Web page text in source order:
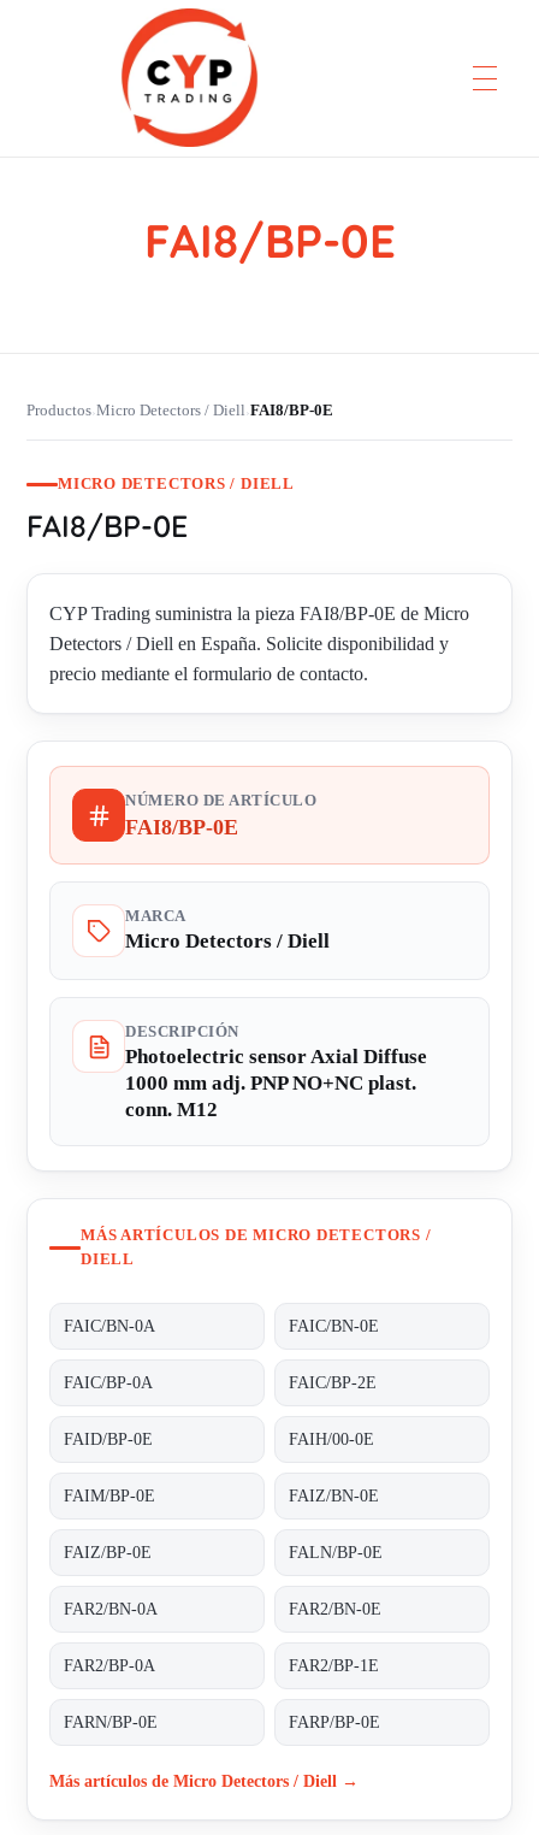
CYP Trading
FAI8/BP-0E
Productos›Micro Detectors / Diell›FAI8/BP-0E
MICRO DETECTORS / DIELL
FAI8/BP-0E
CYP Trading suministra la pieza FAI8/BP-0E de Micro
Detectors / Diell en España. Solicite disponibilidad y
precio mediante el formulario de contacto.
NÚMERO DE ARTÍCULO
FAI8/BP-0E
MARCA
Micro Detectors / Diell
DESCRIPCIÓN
Photoelectric sensor Axial Diffuse
1000 mm adj. PNP NO+NC plast.
conn. M12
MÁS ARTÍCULOS DE MICRO DETECTORS /
DIELL
FAIC/BN-0A FAIC/BN-0E
FAIC/BP-0A FAIC/BP-2E
FAID/BP-0E FAIH/00-0E
FAIM/BP-0E FAIZ/BN-0E
FAIZ/BP-0E FALN/BP-0E
FAR2/BN-0A FAR2/BN-0E
FAR2/BP-0A FAR2/BP-1E
FARN/BP-0E FARP/BP-0E
Más artículos de Micro Detectors / Diell →